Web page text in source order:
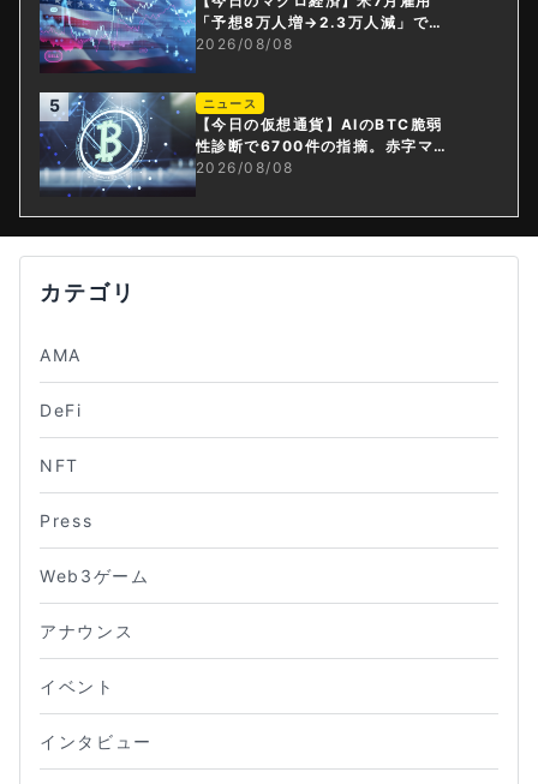
「予想8万人増→2.3万人減」で利
上げ観測後退
2026/08/08
5 ニュース
【今日の仮想通貨】AIのBTC脆弱
性診断で6700件の指摘。赤字マイ
ニング企業はAIに賭ける
2026/08/08
カテゴリ
AMA
DeFi
NFT
Press
Web3ゲーム
アナウンス
イベント
インタビュー